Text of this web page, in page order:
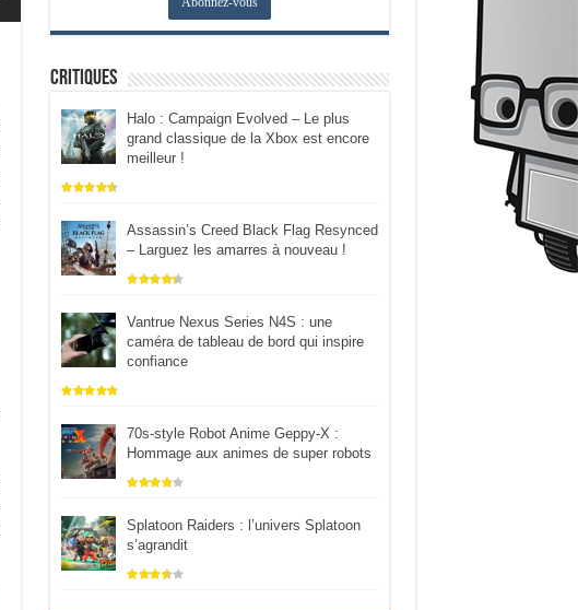
Critiques
Halo : Campaign Evolved – Le plus
grand classique de la Xbox est encore
meilleur !
Assassin’s Creed Black Flag Resynced
– Larguez les amarres à nouveau !
Vantrue Nexus Series N4S : une
caméra de tableau de bord qui inspire
confiance
70s-style Robot Anime Geppy-X :
Hommage aux animes de super robots
Splatoon Raiders : l’univers Splatoon
s’agrandit